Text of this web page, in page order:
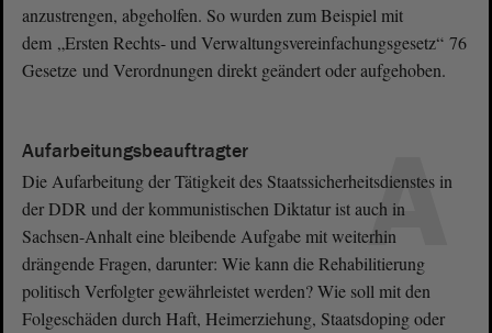
anzustrengen, abgeholfen. So wurden zum Beispiel mit
dem „Ersten Rechts- und Verwaltungsvereinfachungsgesetz“ 76
Gesetze und Verordnungen direkt geändert oder aufgehoben.
A
Aufarbeitungsbeauftragter
Die Aufarbeitung der Tätigkeit des Staatssicherheitsdienstes in
der DDR und der kommunistischen Diktatur ist auch in
Sachsen-Anhalt eine bleibende Aufgabe mit weiterhin
drängende Fragen, darunter: Wie kann die Rehabilitierung
politisch Verfolgter gewährleistet werden? Wie soll mit den
Folgeschäden durch Haft, Heimerziehung, Staatsdoping oder